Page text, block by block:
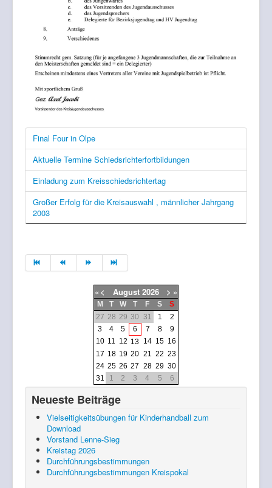
Final Four in Olpe
Aktuelle Termine Schiedsrichterfortbildungen
Einladung zum Kreisschiedsrichtertag
Großer Erfolg für die Kreisauswahl , männlicher Jahrgang
2003
« < August 2026 > »
M T W T F S
S
27 28 29 30 31 1
2
3
4 5 6 7 8
9
10 11 12 13 14 15 16
17 18 19 20 21 22 23
24 25 26 27 28 29 30
31
1 2 3 4 5 6
Neueste Beiträge
Vielseitigkeitsübungen für Kinderhandball zum
Download
Vorstand Lenne-Sieg
Kreistag 2026
Durchführungsbestimmungen
Durchführungsbestimmungen Kreispokal